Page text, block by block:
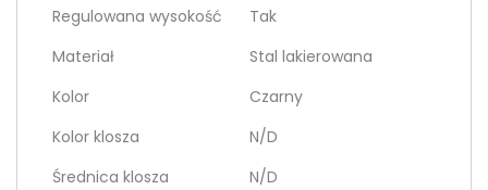
Regulowana wysokość
Tak
Materiał
Stal lakierowana
Kolor
Czarny
Kolor klosza
N/D
Średnica klosza
N/D